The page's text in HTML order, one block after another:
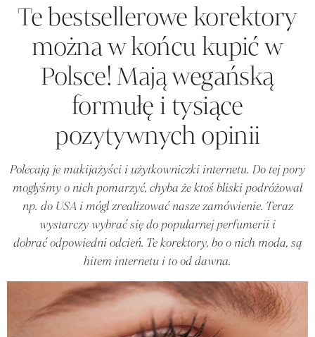
Te bestsellerowe korektory
można w końcu kupić w
Polsce! Mają wegańską
formułę i tysiące
pozytywnych opinii
Polecają je makijażyści i użytkowniczki internetu. Do tej pory
mogłyśmy o nich pomarzyć, chyba że ktoś bliski podróżował
np. do USA i mógł zrealizować nasze zamówienie. Teraz
wystarczy wybrać się do popularnej perfumerii i
dobrać odpowiedni odcień. Te korektory, bo o nich moda, są
hitem internetu i to od dawna.